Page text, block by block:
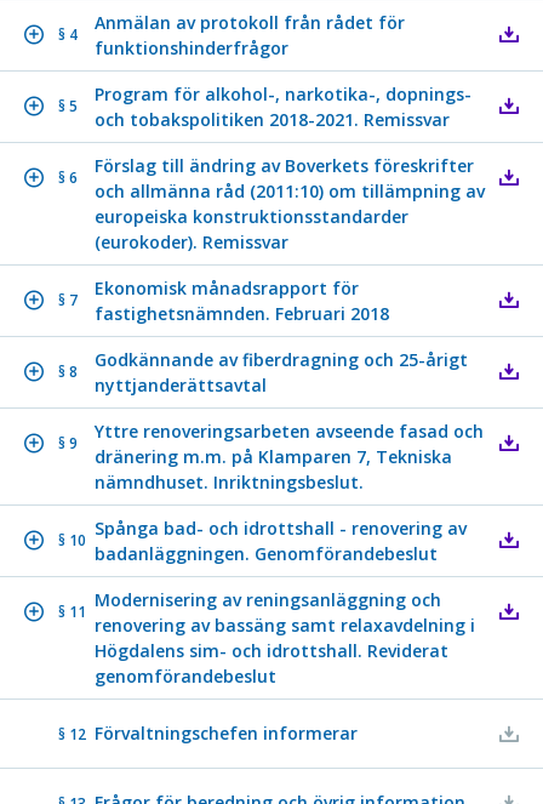
§ 4
Anmälan av protokoll från rådet för
funktionshinderfrågor
§ 5
Program för alkohol-, narkotika-, dopnings-
och tobakspolitiken 2018-2021. Remissvar
§ 6
Förslag till ändring av Boverkets föreskrifter
och allmänna råd (2011:10) om tillämpning av
europeiska konstruktionsstandarder
(eurokoder). Remissvar
§ 7
Ekonomisk månadsrapport för
fastighetsnämnden. Februari 2018
§ 8
Godkännande av fiberdragning och 25-årigt
nyttjanderättsavtal
§ 9
Yttre renoveringsarbeten avseende fasad och
dränering m.m. på Klamparen 7, Tekniska
nämndhuset. Inriktningsbeslut.
§ 10
Spånga bad- och idrottshall - renovering av
badanläggningen. Genomförandebeslut
§ 11
Modernisering av reningsanläggning och
renovering av bassäng samt relaxavdelning i
Högdalens sim- och idrottshall. Reviderat
genomförandebeslut
§ 12 Förvaltningschefen informerar